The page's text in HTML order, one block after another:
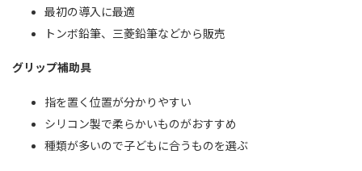
最初の導入に最適
トンボ鉛筆、三菱鉛筆などから販売
グリップ補助具
指を置く位置が分かりやすい
シリコン製で柔らかいものがおすすめ
種類が多いので子どもに合うものを選ぶ